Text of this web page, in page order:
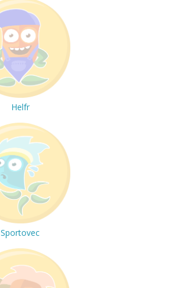
Helfr
Sportovec